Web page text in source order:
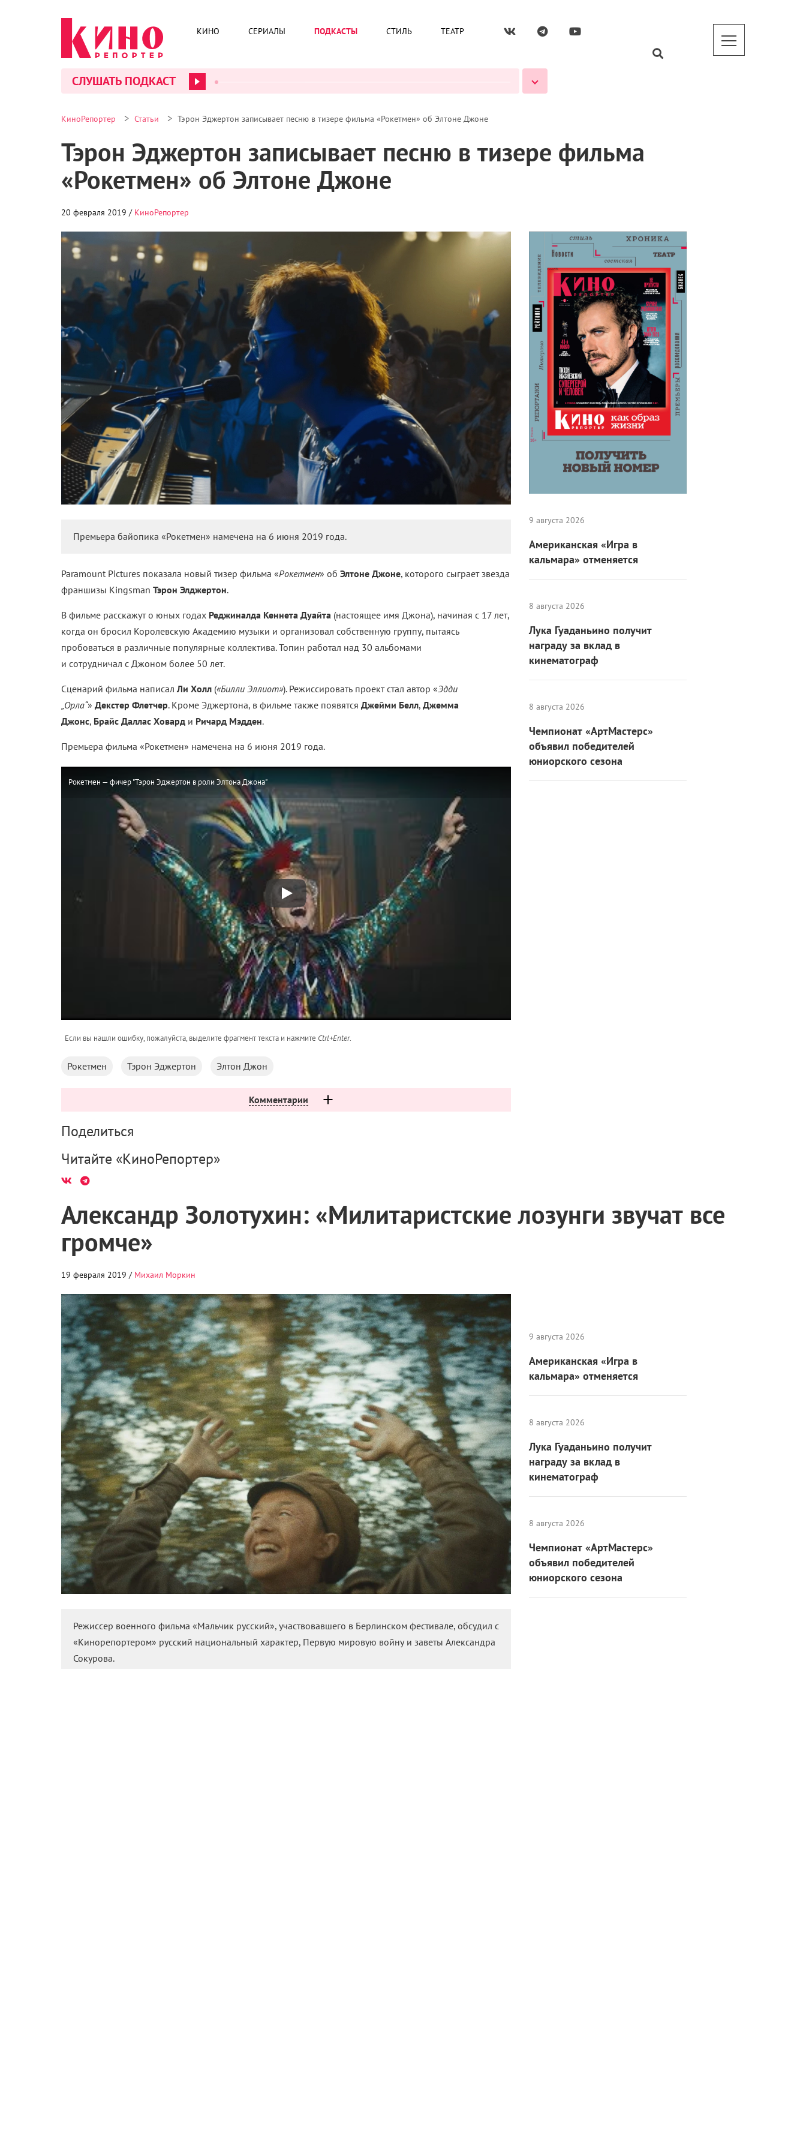
КИНО СЕРИАЛЫ ПОДКАСТЫ СТИЛЬ ТЕАТР
СЛУШАТЬ ПОДКАСТ
КиноРепортер > Статьи > Тэрон Эджертон записывает песню в тизере фильма «Рокетмен» об Элтоне Джоне
Тэрон Эджертон записывает песню в тизере фильма
«Рокетмен» об Элтоне Джоне
20 февраля 2019 / КиноРепортер
Премьера байопика «Рокетмен» намечена на 6 июня 2019 года.
Paramount Pictures показала новый тизер фильма «Рокетмен» об Элтоне Джоне, которого сыграет звезда
франшизы Kingsman Тэрон Элджертон.
В фильме расскажут о юных годах Реджиналда Кеннета Дуайта (настоящее имя Джона), начиная c 17 лет,
когда он бросил Королевскую Академию музыки и организовал собственную группу, пытаясь
пробоваться в различные популярные коллектива. Топин работал над 30 альбомами
и сотрудничал с Джоном более 50 лет.
Сценарий фильма написал Ли Холл («Билли Эллиот»). Режиссировать проект стал автор «Эдди
„Орла“» Декстер Флетчер. Кроме Эджертона, в фильме также появятся Джейми Белл, Джемма
Джонс, Брайс Даллас Ховард и Ричард Мэдден.
Премьера фильма «Рокетмен» намечена на 6 июня 2019 года.
Рокетмен — фичер "Тэрон Эджертон в роли Элтона Джона"
Если вы нашли ошибку, пожалуйста, выделите фрагмент текста и нажмите Ctrl+Enter.
Рокетмен Тэрон Эджертон Элтон Джон
Комментарии
Поделиться
Читайте «КиноРепортер»
9 августа 2026
Американская «Игра в
кальмара» отменяется
8 августа 2026
Лука Гуаданьино получит
награду за вклад в
кинематограф
8 августа 2026
Чемпионат «АртМастерс»
объявил победителей
юниорского сезона
Александр Золотухин: «Милитаристские лозунги звучат все
громче»
19 февраля 2019 / Михаил Моркин
Режиссер военного фильма «Мальчик русский», участвовавшего в Берлинском фестивале, обсудил с
«Кинорепортером» русский национальный характер, Первую мировую войну и заветы Александра
Сокурова.
9 августа 2026
Американская «Игра в
кальмара» отменяется
8 августа 2026
Лука Гуаданьино получит
награду за вклад в
кинематограф
8 августа 2026
Чемпионат «АртМастерс»
объявил победителей
юниорского сезона